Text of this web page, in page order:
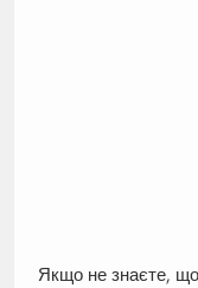
Якщо не знаєте,